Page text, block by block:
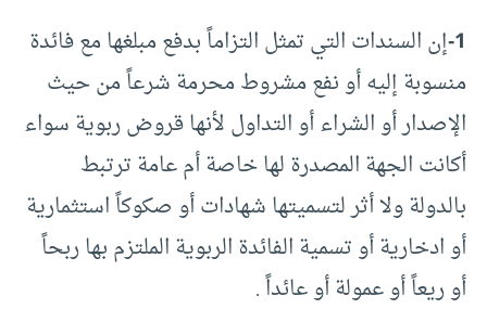
1- إن السندات التي تمثل التزاماً بدفع مبلغها مع فائدة
منسوبة إليه أو نفع مشروط محرمة شرعاً من حيث
الإصدار أو الشراء أو التداول لأنها قروض ربوية سواء
أكانت الجهة المصدرة لها خاصة أم عامة ترتبط
بالدولة ولا أثر لتسميتها شهادات أو صكوكاً استثمارية
أو ادخارية أو تسمية الفائدة الربوية الملتزم بها ربحاً
أو ريعاً أو عمولة أو عائداً .